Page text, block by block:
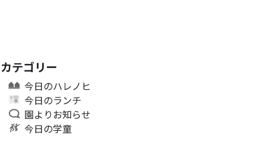
カテゴリー
今日のハレノヒ
今日のランチ
園よりお知らせ
今日の学童